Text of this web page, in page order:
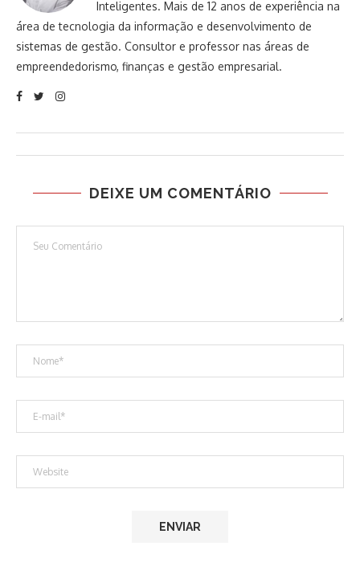
Inteligentes. Mais de 12 anos de experiência na
área de tecnologia da informação e desenvolvimento de
sistemas de gestão. Consultor e professor nas áreas de
empreendedorismo, finanças e gestão empresarial.
DEIXE UM COMENTÁRIO